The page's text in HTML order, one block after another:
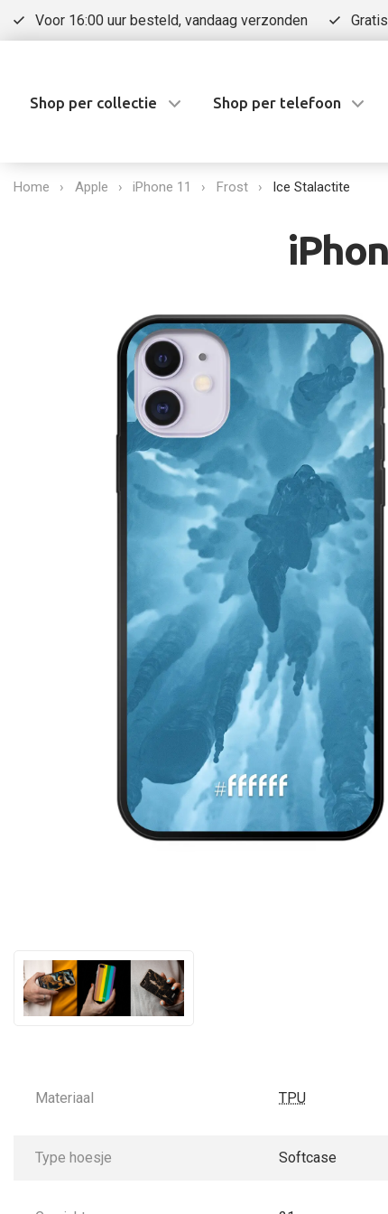
Voor 16:00 uur besteld, vandaag verzonden
Shop per collectie Shop per telefoon
Home Apple iPhone 11 Frost Ice Stalactite
Materiaal TPU
Type hoesje Softcase